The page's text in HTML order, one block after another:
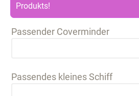
Produkts!
Passender Coverminder
Passendes kleines Schiff